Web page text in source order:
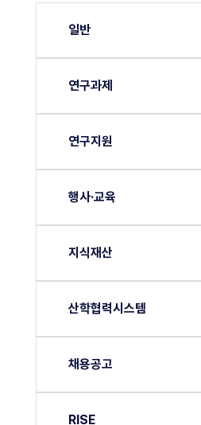
일반
연구과제
연구지원
행사·교육
지식재산
산학협력시스템
채용공고
RISE